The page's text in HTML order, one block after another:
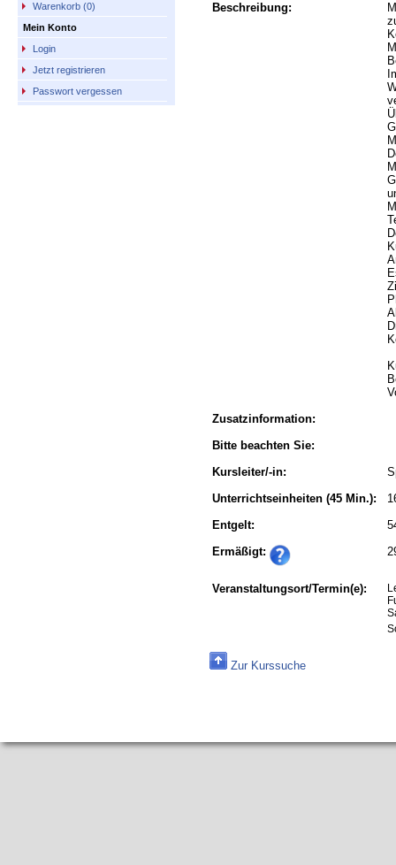
Warenkorb (0)
Mein Konto
Login
Jetzt registrieren
Passwort vergessen
Beschreibung:
Zusatzinformation:
Bitte beachten Sie:
Kursleiter/-in:
Unterrichtseinheiten (45 Min.):
Entgelt:
Ermäßigt:
Veranstaltungsort/Termin(e):
Zur Kurssuche